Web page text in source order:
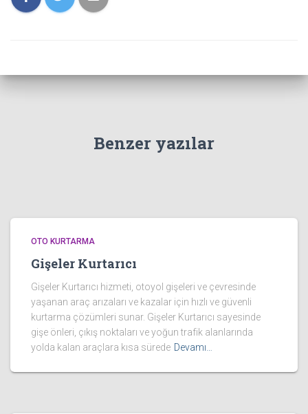
Benzer yazılar
OTO KURTARMA
Gişeler Kurtarıcı
Gişeler Kurtarıcı hizmeti, otoyol gişeleri ve çevresinde
yaşanan araç arızaları ve kazalar için hızlı ve güvenli
kurtarma çözümleri sunar. Gişeler Kurtarıcı sayesinde
gişe önleri, çıkış noktaları ve yoğun trafik alanlarında
yolda kalan araçlara kısa sürede Devamı…